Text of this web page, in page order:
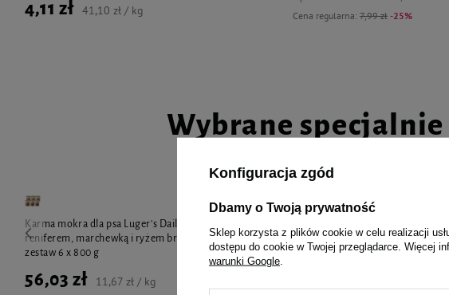
4,11 zł 41,10 zł / kg Cena regularna: 7,99 zł -25%
Wybrane
Karma mokra dla psa Luger's Daily Pleasures z
reniferem, marchewką i ryżem brązowym
zestaw 6 x 800 g
56,03 zł 11,67 zł / kg
z kurczakiem, indykiem i
x 800 g
Konfiguracja zgód
Dbamy o Twoją prywatność
Sklep korzysta z plików cookie w celu realizacji
dostępu do cookie w Twojej przeglądarce. Więcej
warunki Google